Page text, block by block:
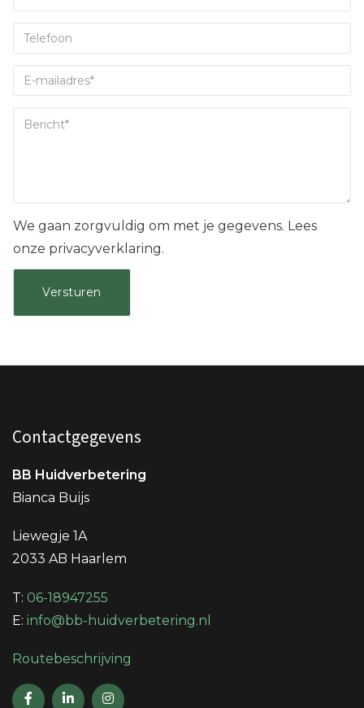
We gaan zorgvuldig om met je gegevens. Lees
onze privacyverklaring.
Contactgegevens
BB Huidverbetering
Bianca Buijs
Liewegje 1A
2033 AB Haarlem
T: 06-18947255
E: info@bb-huidverbetering.nl
Routebeschrijving